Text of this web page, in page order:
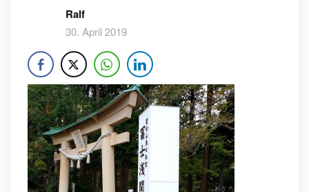
Ralf
30. April 2019